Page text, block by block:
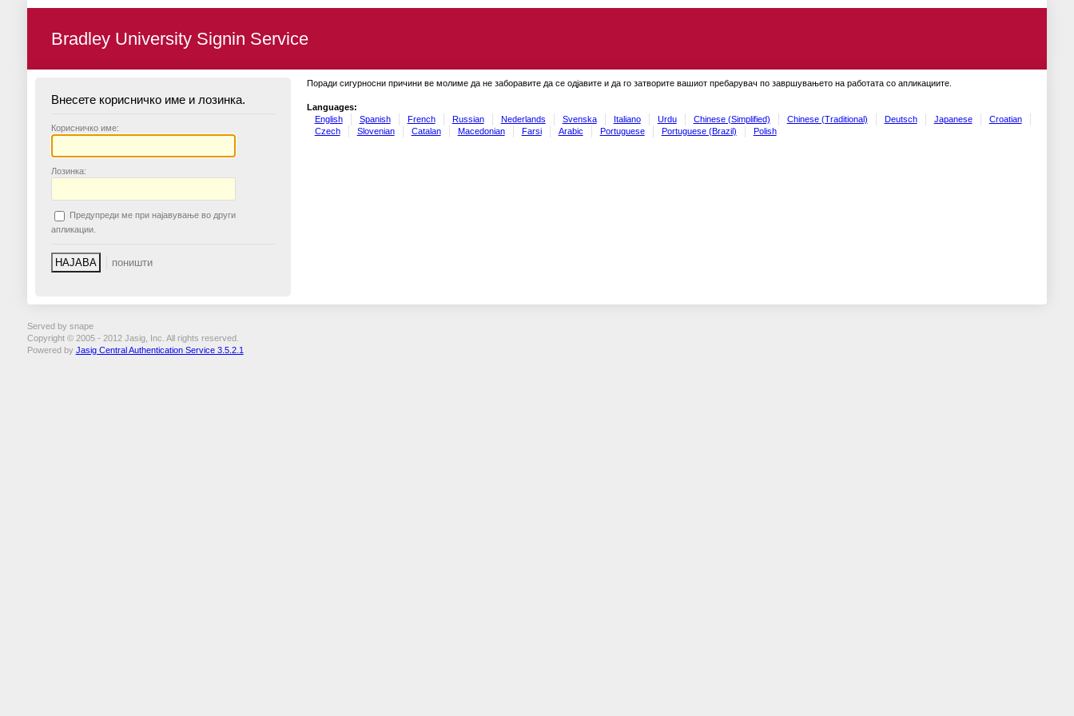
Bradley University Signin Service
Внесете корисничко име и лозинка.
Корисничко име:
Лозинка:
Предупреди ме при најавување во други
апликации.
Поради сигурносни причини ве молиме да не заборавите да се одјавите и да го затворите вашиот пребарувач по завршувањето на работата со апликациите.
Languages:
English
Spanish French Russian Nederlands Svenska Italiano Urdu Chinese (Simplified) Chinese (Traditional) Deutsch Japanese
Croatian
Czech
Slovenian Catalan Macedonian Farsi Arabic Portuguese Portuguese (Brazil) Polish
Served by snape
Copyright © 2005 - 2012 Jasig, Inc. All rights reserved.
Powered by Jasig Central Authentication Service 3.5.2.1